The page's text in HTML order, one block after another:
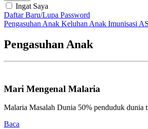
Ingat Saya
Daftar Baru/Lupa Password
Pengasuhan Anak Keluhan Anak Imunisasi
Pengasuhan Anak
Mari Mengenal Malaria
Malaria Masalah Dunia 50% penduduk
Baca